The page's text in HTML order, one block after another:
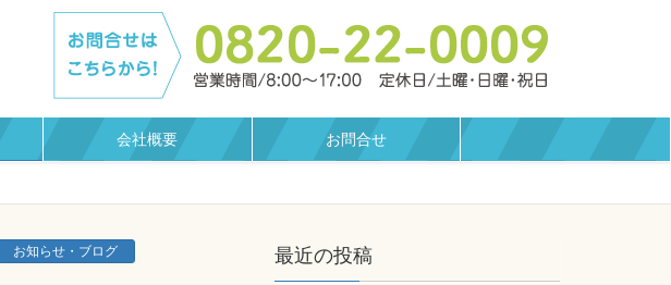
会社概要 お問合せ
お知らせ・ブログ 最近の投稿